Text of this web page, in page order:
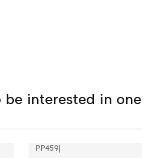
be interested in one
PP459